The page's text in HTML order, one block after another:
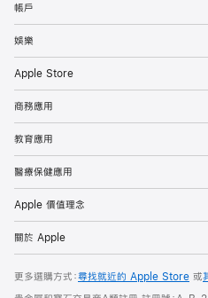
帳戶
娛樂
Apple Store
商務應用
教育應用
醫療保健應用
Apple 價值理念
關於 Apple
更多選購方式：尋找就近的 Apple Store 或